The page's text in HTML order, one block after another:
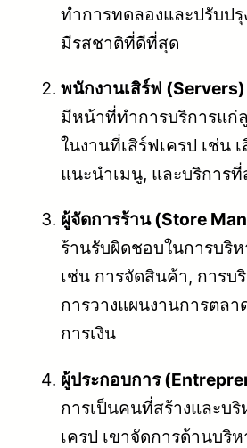
ทำการทดลองและปรับปรุ
มีรสชาติที่ดีที่สุด
พนักงานเสิร์ฟ (Servers)
มีหน้าที่ทำการบริการแก่
ในงานที่เสิร์ฟเครป เช่น
แนะนำเมนู, และบริการ
ผู้จัดการร้าน (Store
ร้านรับผิดชอบในการบริ
เช่น การจัดสินค้า, การบ
การวางแผนงานการตลา
การเงิน
ผู้ประกอบการ
การเป็นคนที่สร้างและบ
เครป เขาจัดการด้านบริ